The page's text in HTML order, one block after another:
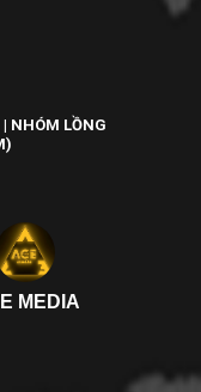
NHÓM LỒNG
MEDIA